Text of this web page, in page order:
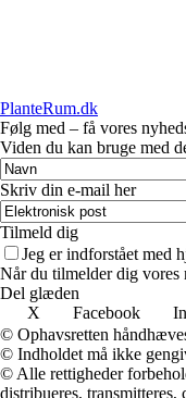
PlanteRum.dk
Følg med – få vores
Viden du kan bruge med
Skriv din e-mail her
Tilmeld dig
Jeg er indforstået med
Når du tilmelder dig vores
Del glæden
X
Facebook
© Ophavsretten
© Indholdet må ikke
© Alle rettigheder
distribueres,